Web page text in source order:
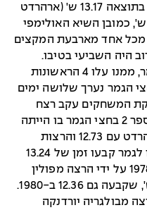
רביעית במקצה המוקדם מספר 1 בתוצאה 13.17 ש' (ארהרדט
ראשונה במקצה עם 12.70 ש', כמובן השיא האולימפי
4 הראשונות מכל אחד מארבעת המקצים
היה השביעי בטיבו.
שחמורוב לא התייצבה לחצי הגמר, ממנו עלו 4 הראשונות
הגמר נערך שלושה ימים
המשחקים עקב רצח
חברי משלחת ישראל. במקצה מספר 2 בחצי הגמר בו הייתה
אמורה שחמורוב לרוץ ניצחה ארהרדט עם 12.73 והרצות
במקומות השלישי והרביעי שעלו לגמר קבעו זמן של 13.24
ש'. שיאה של ארהרדט נשבר ב-1978 על ידי הרצה מפולין
גרזינה רפשצ'ין מפולין – 12.48 ש', שקבעה גם 12.36 ב-1980.
שיפרה הרצה מבולגריה יורדנקה